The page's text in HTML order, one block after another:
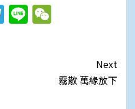
Telegram
Line
Next
霧散 萬緣放下